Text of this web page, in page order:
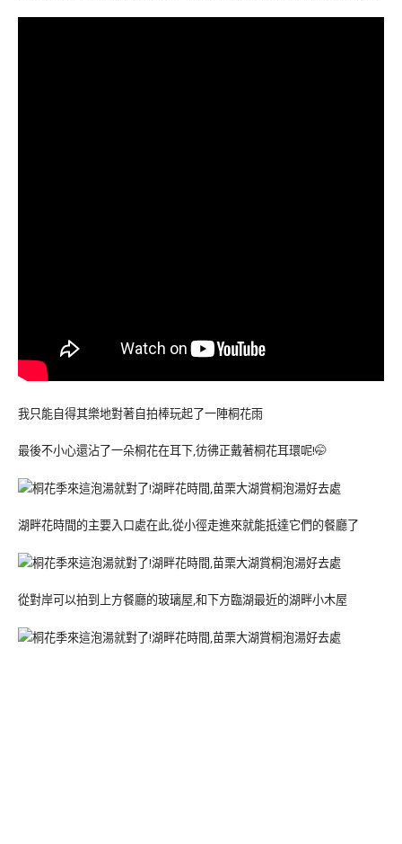
我只能自得其樂地對著自拍棒玩起了一陣桐花雨
最後不小心還沾了一朵桐花在耳下,彷彿正戴著桐花耳環呢!🤭
湖畔花時間的主要入口處在此,從小徑走進來就能抵達它們的餐廳了
從對岸可以拍到上方餐廳的玻璃屋,和下方臨湖最近的湖畔小木屋